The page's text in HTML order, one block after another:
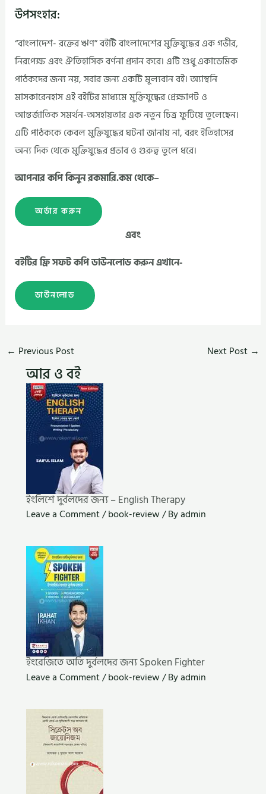
উপসংহার:
“বাংলাদেশ- রক্তের ঋণ” বইটি বাংলাদেশের মুক্তিযুদ্ধের এক গভীর,
নিরপেক্ষ এবং ঐতিহাসিক বর্ণনা প্রদান করে। এটি শুধু একাডেমিক
পাঠকদের জন্য নয়, সবার জন্য একটি মূল্যবান বই। অ্যান্থনি
মাসকারেনহাস এই বইটির মাধ্যমে মুক্তিযুদ্ধের প্রেক্ষাপট ও
আন্তর্জাতিক সমর্থন-অসহায়তার এক নতুন চিত্র ফুটিয়ে তুলেছেন।
এটি পাঠককে কেবল মুক্তিযুদ্ধের ঘটনা জানায় না, বরং ইতিহাসের
অন্য দিক থেকে মুক্তিযুদ্ধের প্রভাব ও গুরুত্ব তুলে ধরে।
আপনার কপি কিনুন রকমারি.কম থেকে–
অর্ডার করুন
এবং
বইটির ফ্রি সফট কপি ডাউনলোড করুন এখানে-
ডাউনলোড
← Previous Post Next Post →
আর ও বই
ইংলিশে দুর্বলদের জন্য – English Therapy
Leave a Comment/book-review/ Byadmin
ইংরেজিতে অতি দুর্বলদের জন্য Spoken Fighter
Leave a Comment/book-review/ Byadmin